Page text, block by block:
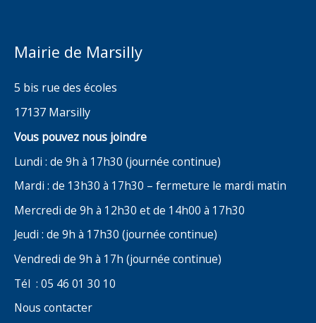
Mairie de Marsilly
5 bis rue des écoles
17137 Marsilly
Vous pouvez nous joindre
Lundi : de 9h à 17h30 (journée continue)
Mardi : de 13h30 à 17h30 – fermeture le mardi matin
Mercredi de 9h à 12h30 et de 14h00 à 17h30
Jeudi : de 9h à 17h30 (journée continue)
Vendredi de 9h à 17h (journée continue)
Tél : 05 46 01 30 10
Nous contacter